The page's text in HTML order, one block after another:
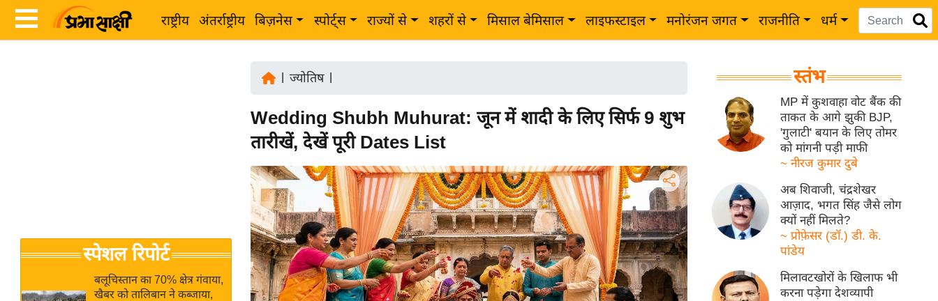
राष्ट्रीय अंतर्राष्ट्रीय बिज़नेस स्पोर्ट्स राज्यों से शहरों से मिसाल बेमिसाल लाइफस्टाइल मनोरंजन जगत राजनीति धर्म
Breaking
News in
जगत
राय
स्पेशल रिपोर्ट
बलूचिस्तान का 70% क्षेत्र गंवाया,
खैबर को तालिबान ने कब्जाया,
ज्योतिष|
Wedding Shubh Muhurat: जून में शादी के लिए सिर्फ 9 शुभ
तारीखें, देखें पूरी Dates List
स्तंभ
MP में कुशवाहा वोट बैंक की
ताकत के आगे झुकी BJP,
'गुलाटी' बयान के लिए तोमर
को मांगनी पड़ी माफी
~ नीरज कुमार दुबे
अब शिवाजी, चंद्रशेखर
आज़ाद, भगत सिंह जैसे लोग
क्यों नहीं मिलते?
~ प्रोफ़ेसर (डॉ.) डी. के.
पांडेय
मिलावटखोरों के खिलाफ भी
करना पड़ेगा देशव्यापी